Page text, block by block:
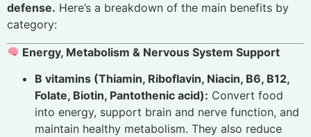
defense. Here’s a breakdown of the main benefits by
category:
Energy, Metabolism & Nervous System Support
B vitamins (Thiamin, Riboflavin, Niacin, B6, B12,
Folate, Biotin, Pantothenic acid): Convert food
into energy, support brain and nerve function, and
maintain healthy metabolism. They also reduce